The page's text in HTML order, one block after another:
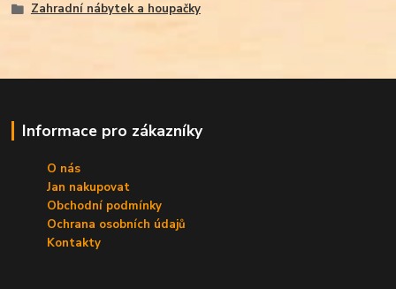
Zahradní nábytek a houpačky
Informace pro zákazníky
O nás
Jan nakupovat
Obchodní podmínky
Ochrana osobních údajů
Kontakty